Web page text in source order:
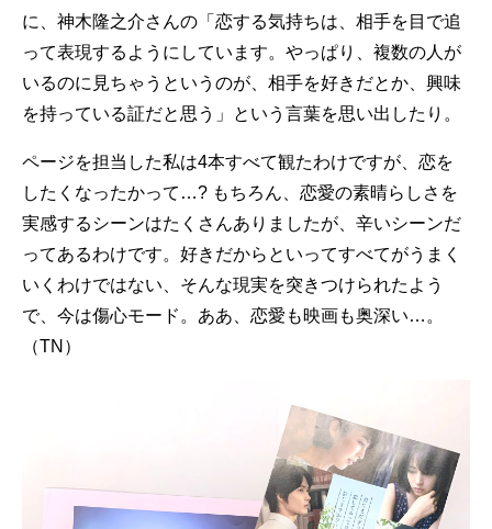
に、神木隆之介さんの「恋する気持ちは、相手を目で追
って表現するようにしています。やっぱり、複数の人が
いるのに見ちゃうというのが、相手を好きだとか、興味
を持っている証だと思う」という言葉を思い出したり。
ページを担当した私は4本すべて観たわけですが、恋を
したくなったかって…? もちろん、恋愛の素晴らしさを
実感するシーンはたくさんありましたが、辛いシーンだ
ってあるわけです。好きだからといってすべてがうまく
いくわけではない、そんな現実を突きつけられたよう
で、今は傷心モード。ああ、恋愛も映画も奥深い…。
（TN）